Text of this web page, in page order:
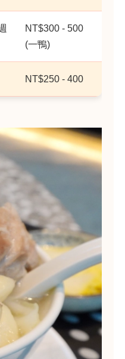
NT$300 - 500
(一鴨)
NT$250 - 400